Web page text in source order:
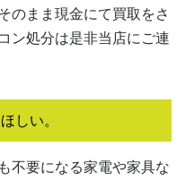
のまま現金にて買取をさ
ン処分は是非当店にご連
しい。
不要になる家電や家具な